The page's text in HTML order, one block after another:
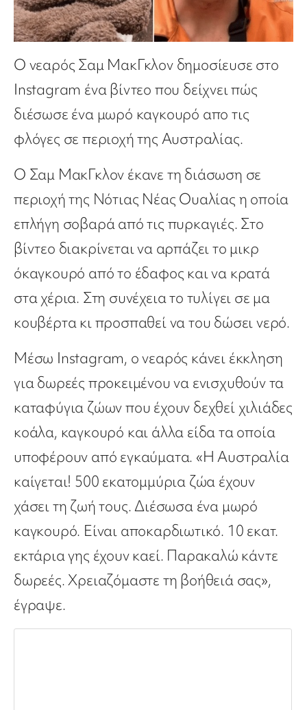
Ο νεαρός Σαμ ΜακΓκλον δημοσίευσε στο
Instagram ένα βίντεο που δείχνει πώς
διέσωσε ένα μωρό καγκουρό απο τις
φλόγες σε περιοχή της Αυστραλίας.
Ο Σαμ ΜακΓκλον έκανε τη διάσωση σε
περιοχή της Νότιας Νέας Ουαλίας η οποία
επλήγη σοβαρά από τις πυρκαγιές. Στο
βίντεο διακρίνεται να αρπάζει το μικρ
όκαγκουρό από το έδαφος και να κρατά
στα χέρια. Στη συνέχεια το τυλίγει σε μα
κουβέρτα κι προσπαθεί να του δώσει νερό.
Μέσω Instagram, ο νεαρός κάνει έκκληση
για δωρεές προκειμένου να ενισχυθούν τα
καταφύγια ζώων που έχουν δεχθεί χιλιάδες
κοάλα, καγκουρό και άλλα είδα τα οποία
υποφέρουν από εγκαύματα. «Η Αυστραλία
καίγεται! 500 εκατομμύρια ζώα έχουν
χάσει τη ζωή τους. Διέσωσα ένα μωρό
καγκουρό. Είναι αποκαρδιωτικό. 10 εκατ.
εκτάρια γης έχουν καεί. Παρακαλώ κάντε
δωρεές. Χρειαζόμαστε τη βοήθειά σας»,
έγραψε.